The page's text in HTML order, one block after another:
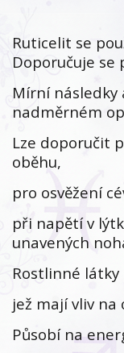
Ruticelit se
Doporučuje se
Mírní následky
nadměrném
Lze doporučit
oběhu,
pro osvěžení
při napětí v
unavených
Rostlinné
jež mají vliv na
Působí na